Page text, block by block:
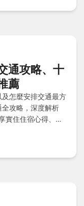
通攻略、十
薦
怎麼安排交通最方
攻略，深度解析
實住住宿心得、必
遍小金門不留遺